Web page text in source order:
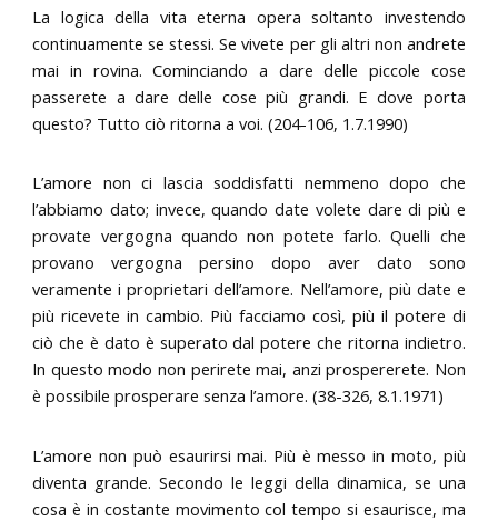
La logica della vita eterna opera soltanto investendo
continuamente se stessi. Se vivete per gli altri non andrete
mai in rovina. Cominciando a dare delle piccole cose
passerete a dare delle cose più grandi. E dove porta
questo? Tutto ciò ritorna a voi. (204-106, 1.7.1990)
L’amore non ci lascia soddisfatti nemmeno dopo che
l’abbiamo dato; invece, quando date volete dare di più e
provate vergogna quando non potete farlo. Quelli che
provano vergogna persino dopo aver dato sono
veramente i proprietari dell’amore. Nell’amore, più date e
più ricevete in cambio. Più facciamo così, più il potere di
ciò che è dato è superato dal potere che ritorna indietro.
In questo modo non perirete mai, anzi prospererete. Non
è possibile prosperare senza l’amore. (38-326, 8.1.1971)
L’amore non può esaurirsi mai. Più è messo in moto, più
diventa grande. Secondo le leggi della dinamica, se una
cosa è in costante movimento col tempo si esaurisce, ma